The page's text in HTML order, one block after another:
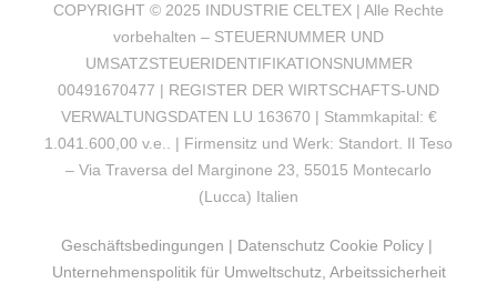
COPYRIGHT © 2025 INDUSTRIE CELTEX | Alle Rechte
vorbehalten – STEUERNUMMER UND
UMSATZSTEUERIDENTIFIKATIONSNUMMER
00491670477 | REGISTER DER WIRTSCHAFTS-UND
VERWALTUNGSDATEN LU 163670 | Stammkapital: €
1.041.600,00 v.e.. | Firmensitz und Werk: Standort. Il Teso
– Via Traversa del Marginone 23, 55015 Montecarlo
(Lucca) Italien
Geschäftsbedingungen | Datenschutz Cookie Policy|
Unternehmenspolitik für Umweltschutz, Arbeitssicherheit